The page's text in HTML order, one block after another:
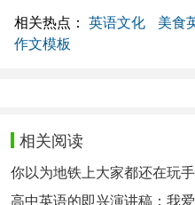
相关热点： 英语文化 美食
作文模板
相关阅读
你以为地铁上大家都还在玩
高中英语的即兴演讲稿：我